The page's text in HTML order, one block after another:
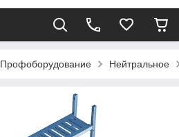
Профоборудование Нейтральное